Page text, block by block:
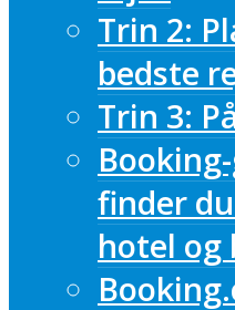
Trin 2:
bedste
Trin 3:
finder
hotel og